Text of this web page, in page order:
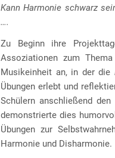
Kann Harmonie schwarz
….
Zu Beginn ihre
Assoziationen zum Thema
Musikeinheit an, in der die
Übungen erlebt und
Schülern anschließend
demonstrierte dies
Übungen zur
Harmonie und Disharmonie.